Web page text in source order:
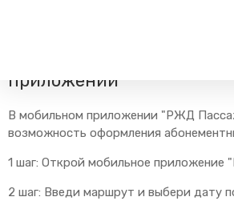
Пассажирам
Справочник
касс
Тарифы и льготы
Единый номер вызова экстренных
112
приложении
В мобильном приложении "РЖД
возможность оформления
1 шаг: Открой мобильное
2 шаг: Введи маршрут и выбери дату